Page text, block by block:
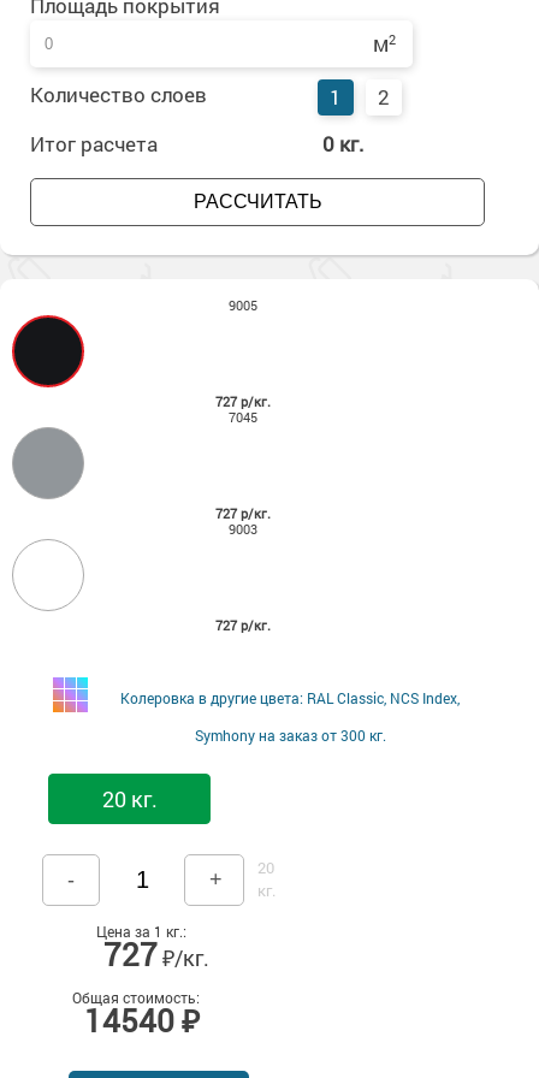
м2
Количество слоев 1
2
Итог расчета
0 кг.
РАССЧИТАТЬ
9005
727 р/кг.
7045
727 р/кг.
9003
727 р/кг.
Колеровка в другие цвета: RAL Classic, NCS Index,
Symhony на заказ от 300 кг.
20 кг.
- +
20
кг.
Цена за 1 кг.:
727₽/кг.
Общая стоимость:
14540 ₽